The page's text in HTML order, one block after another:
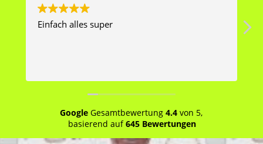
Einfach alles super
GoogleGesamtbewertung 4.4von 5,
basierend auf645 Bewertungen